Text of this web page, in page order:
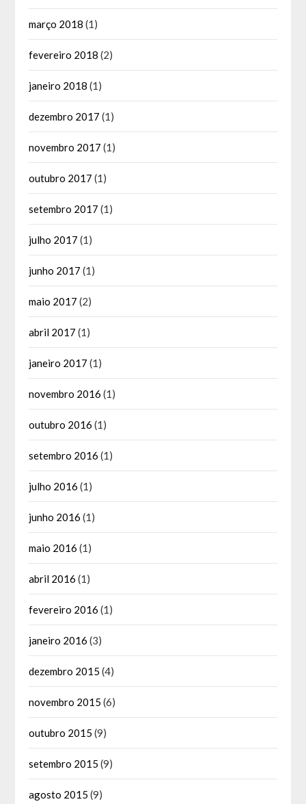
março 2018 (1)
fevereiro 2018 (2)
janeiro 2018 (1)
dezembro 2017 (1)
novembro 2017 (1)
outubro 2017 (1)
setembro 2017 (1)
julho 2017 (1)
junho 2017 (1)
maio 2017 (2)
abril 2017 (1)
janeiro 2017 (1)
novembro 2016 (1)
outubro 2016 (1)
setembro 2016 (1)
julho 2016 (1)
junho 2016 (1)
maio 2016 (1)
abril 2016 (1)
fevereiro 2016 (1)
janeiro 2016 (3)
dezembro 2015 (4)
novembro 2015 (6)
outubro 2015 (9)
setembro 2015 (9)
agosto 2015 (9)